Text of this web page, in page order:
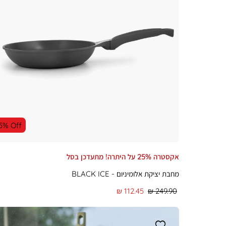
Off
אקסטרה 25% על היתרה! מתעדכן בסל
מחבת יציקת אלומיניום - BLACK ICE
מחיר
112.45 ₪
מחיר
249.90 ₪